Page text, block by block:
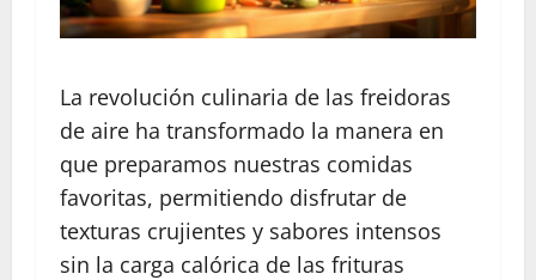
La revolución culinaria de las freidoras
de aire ha transformado la manera en
que preparamos nuestras comidas
favoritas, permitiendo disfrutar de
texturas crujientes y sabores intensos
sin la carga calórica de las frituras